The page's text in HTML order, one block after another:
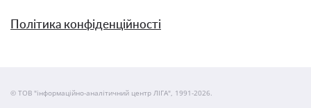
Політика конфіденційності
© ТОВ "інформаційно-аналітичний центр ЛІГА", 1991-2026.